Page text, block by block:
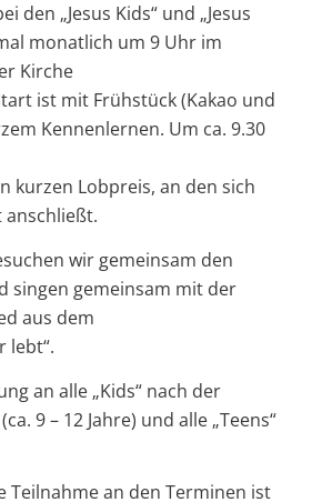
den „Jesus Kids“ und „Jesus
monatlich um 9 Uhr im
Kirche
ist mit Frühstück (Kakao und
Kennenlernen. Um ca. 9.30
kurzen Lobpreis, an den sich
anschließt.
wir gemeinsam den
singen gemeinsam mit der
aus dem
lebt“.
an alle „Kids“ nach der
9 – 12 Jahre) und alle „Teens“
Teilnahme an den Terminen ist